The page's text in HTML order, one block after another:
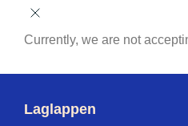
Currently, we are not
Laglappen